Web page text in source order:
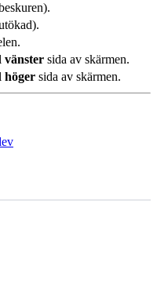
vänster sida av skärmen.
höger sida av skärmen.